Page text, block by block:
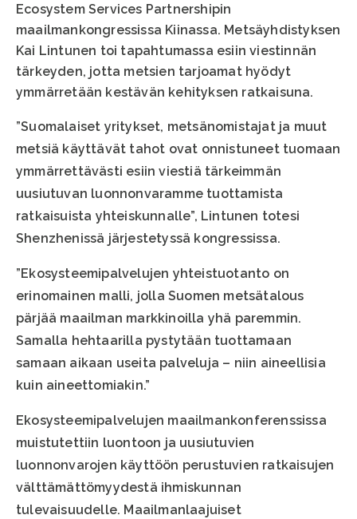
Ecosystem Services Partnershipin
maailmankongressissa Kiinassa. Metsäyhdistyksen
Kai Lintunen toi tapahtumassa esiin viestinnän
tärkeyden, jotta metsien tarjoamat hyödyt
ymmärretään kestävän kehityksen ratkaisuna.
”Suomalaiset yritykset, metsänomistajat ja muut
metsiä käyttävät tahot ovat onnistuneet tuomaan
ymmärrettävästi esiin viestiä tärkeimmän
uusiutuvan luonnonvaramme tuottamista
ratkaisuista yhteiskunnalle”, Lintunen totesi
Shenzhenissä järjestetyssä kongressissa.
”Ekosysteemipalvelujen yhteistuotanto on
erinomainen malli, jolla Suomen metsätalous
pärjää maailman markkinoilla yhä paremmin.
Samalla hehtaarilla pystytään tuottamaan
samaan aikaan useita palveluja – niin aineellisia
kuin aineettomiakin.”
Ekosysteemipalvelujen maailmankonferenssissa
muistutettiin luontoon ja uusiutuvien
luonnonvarojen käyttöön perustuvien ratkaisujen
välttämättömyydestä ihmiskunnan
tulevaisuudelle. Maailmanlaajuiset